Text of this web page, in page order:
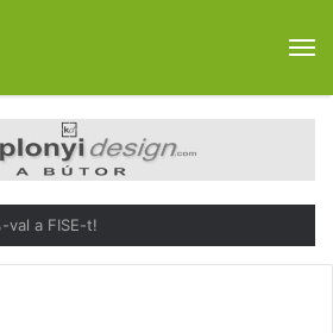
val a FISE-t!